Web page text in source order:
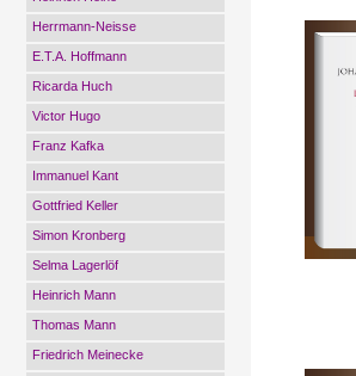
Herrmann-Neisse
E.T.A. Hoffmann
Ricarda Huch
Victor Hugo
Franz Kafka
Immanuel Kant
Gottfried Keller
Simon Kronberg
Selma Lagerlöf
Heinrich Mann
Thomas Mann
Friedrich Meinecke